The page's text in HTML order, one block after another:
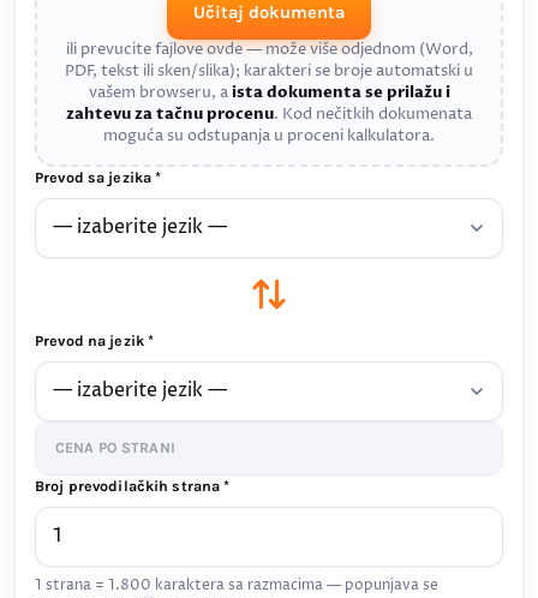
Učitaj dokumenta
ili prevucite fajlove ovde — može više odjednom (Word,
PDF, tekst ili sken/slika); karakteri se broje automatski u
vašem browseru, aista dokumenta se prilažu i
zahtevu za tačnu procenu. Kod nečitkih dokumenata
moguća su odstupanja u proceni kalkulatora.
Prevod sa jezika *
Prevod na jezik *
CENA PO STRANI
Broj prevodilačkih strana *
1 strana = 1.800 karaktera sa razmacima — popunjava se